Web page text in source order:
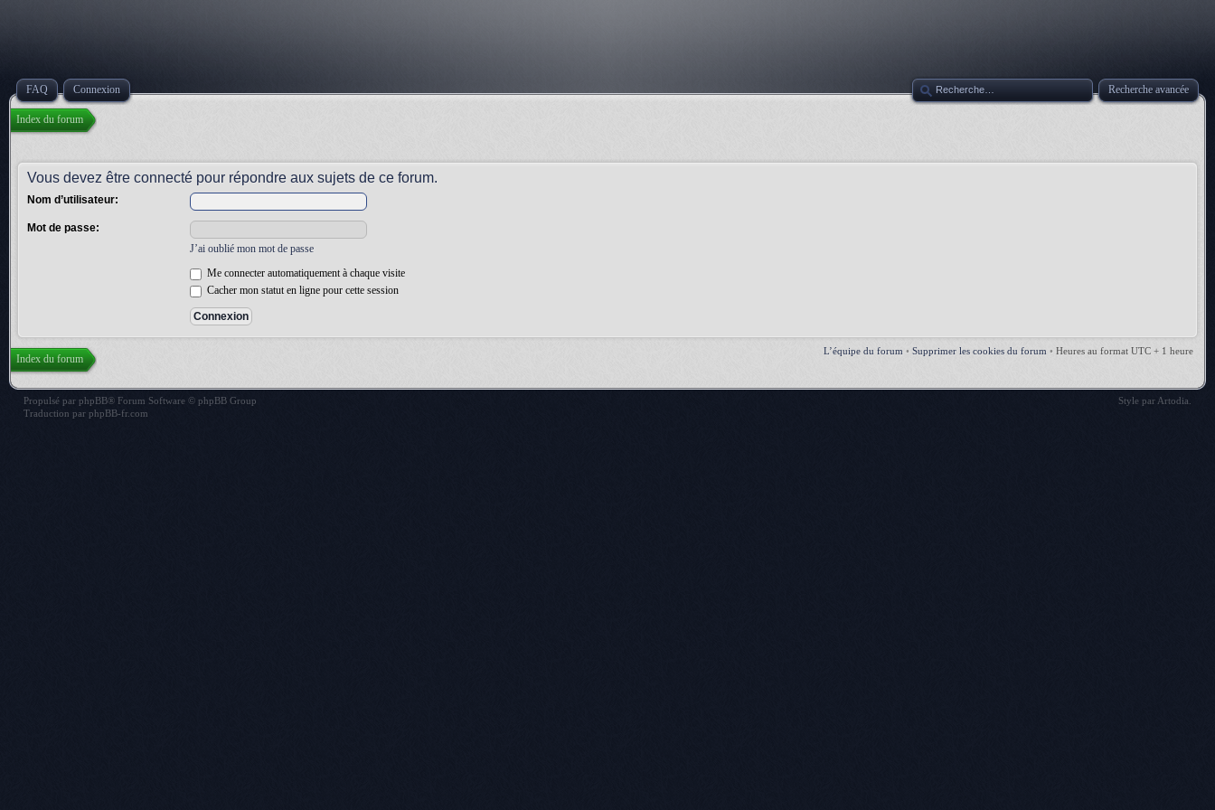
FAQ Connexion Recherche avancée
Index du forum
Vous devez être connecté pour répondre aux sujets de ce forum.
Nom d’utilisateur:
Mot de passe:
J’ai oublié mon mot de passe
Me connecter automatiquement à chaque visite
Cacher mon statut en ligne pour cette session
L’équipe du forum • Supprimer les cookies du forum • Heures au format UTC + 1 heure
Index du forum
Propulsé par phpBB® Forum Software © phpBB Group
Traduction par phpBB-fr.com
Style par Artodia